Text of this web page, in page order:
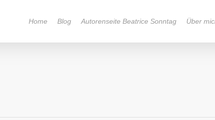
Home Blog Autorenseite Beatrice Sonntag Über